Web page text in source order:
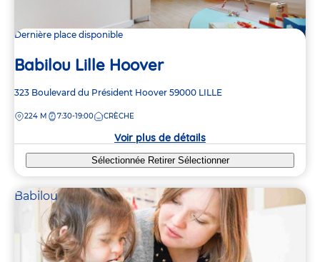
Dernière place disponible
Babilou Lille Hoover
Adresse
la
323 Boulevard du Président Hoover 59000 LILLE
DISTANCE
224 M 7:30-19:00 CRÈCHE
Voir plus de détails
Sélectionnée Retirer Sélectionner
Babilou